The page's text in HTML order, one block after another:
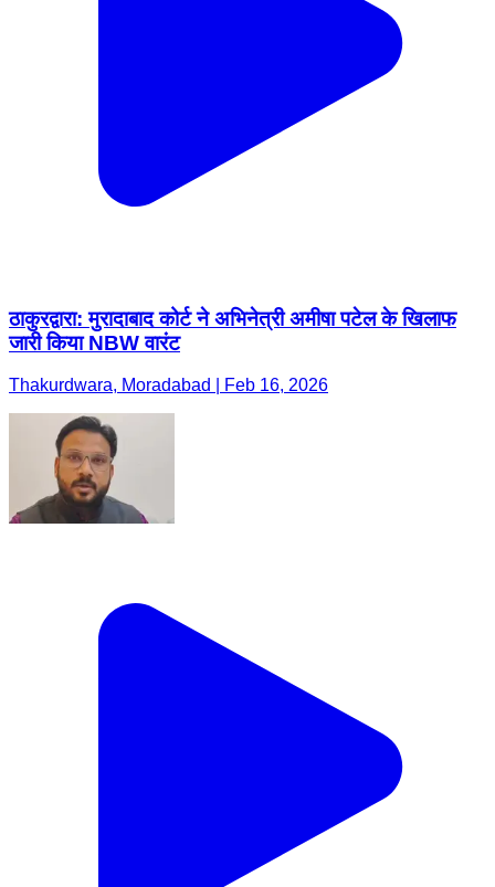
ठाकुरद्वारा: मुरादाबाद कोर्ट ने अभिनेत्री अमीषा पटेल के खिलाफ
जारी किया NBW वारंट
Thakurdwara, Moradabad | Feb 16, 2026